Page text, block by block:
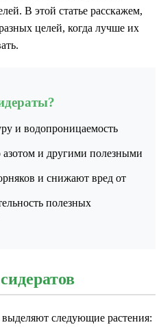
В этой статье расскажем,
целей, когда лучше их
и водопроницаемость
и другими полезными
и снижают вред от
полезных
следующие растения: